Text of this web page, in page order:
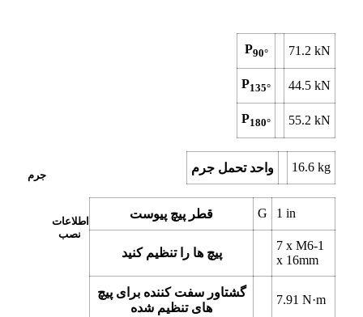
P90° 71.2kN
P135° 44.5kN
P180° 55.2kN
جرم
واحد تحمل جرم 16.6kg
اطلاعات
نصب
قطر پیچ پیوست G 1in
پیچ ها را تنظیم کنید
7 xM6-1
x 16mm
گشتاور سفت کننده برای پیچ
های تنظیم شده
7.91N·m